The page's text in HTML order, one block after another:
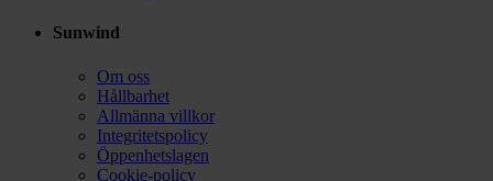
Sunwind
Om oss
Hållbarhet
Allmänna villkor
Integritetspolicy
Öppenhetslagen
Cookie-policy